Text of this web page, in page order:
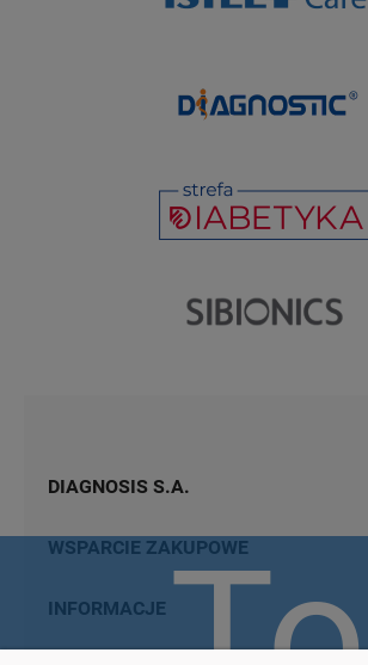
DIAGNOSIS S.A.
WSPARCIE ZAKUPOWE
INFORMACJE